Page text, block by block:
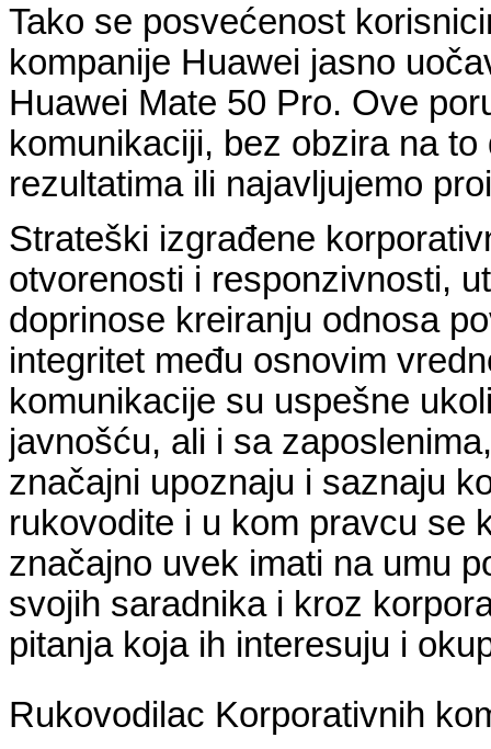
Tako se posvećenost
kompanije Huawei jasno
Huawei Mate 50 Pro. Ove
komunikaciji, bez obzira na
rezultatima ili najavljujemo
Strateški izgrađene
otvorenosti i responzivnosti,
doprinose kreiranju odnosa
integritet među osnovim
komunikacije su uspešne
javnošću, ali i sa
značajni upoznaju i saznaju
rukovodite i u kom pravcu se
značajno uvek imati na umu
svojih saradnika i kroz
pitanja koja ih interesuju i
Rukovodilac Korporativnih